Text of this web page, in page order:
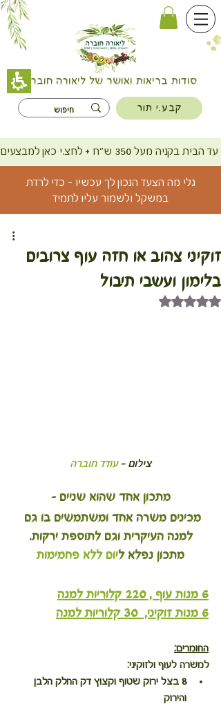
סודות בריאות ואושר של ליאורה חוברה
קבע.י תור
ש"ח + לחצ.י כאן למבצעים
גלי מה הצעד הנכון לך עכשיו - כדי לרדת
במשקל ולשמור עליו לתמיד
זוקיני צהוב או חזה עוף צרובים
בלימון ועשבי תיבול
דירוג של NaN מתוך 5 כוכבים
צילום – עודד חוברה
מתכון אחד שהוא שניים –
מכינים משרה אחד ומשתמשים בו גם
למנה העיקרית וגם לתוספת ירקות.
מתכון נפלא ליום ללא פחמימות
6 מנות עוף , 220 קלוריות למנה
6 מנות זוקיני,  30 קלוריות למנה
החומרים:
למשרה לעוף ולזוקיני:
8 בצל ירוק שטוף וקצוץ דק החלק הלבן
והירוק